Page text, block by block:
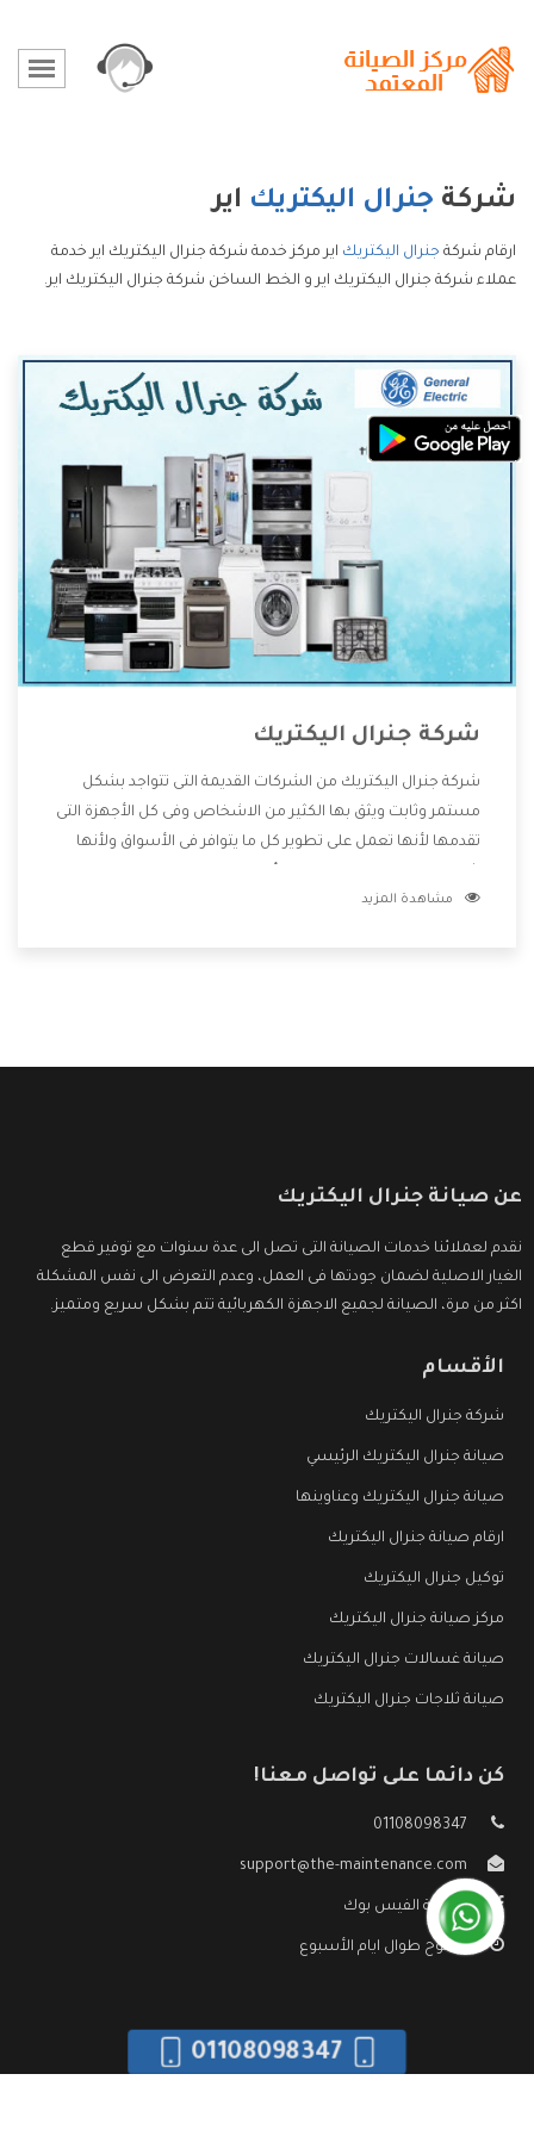
شركة جنرال اليكتريك اير
ارقام شركة جنرال اليكتريك اير مركز خدمة شركة جنرال اليكتريك اير خدمة
عملاء شركة جنرال اليكتريك اير و الخط الساخن شركة جنرال اليكتريك اير.
شركة جنرال اليكتريك
شركة جنرال اليكتريك من الشركات القديمة التى تتواجد بشكل
مستمر وثابت ويثق بها الكثير من الاشخاص وفى كل الأجهزة التى
تقدمها لأنها تعمل على تطوير كل ما يتوافر فى الأسواق ولأنها
المنتجات وتقدم للعملاء أقوى العروض والخصومات التى تسهل
مشاهدة المزيد
عن صيانة جنرال اليكتريك
نقدم لعملائنا خدمات الصيانة التى تصل الى عدة سنوات مع توفير قطع
الغيار الاصلية لضمان جودتها فى العمل، وعدم التعرض الى نفس المشكلة
اكثر من مرة، الصيانة لجميع الاجهزة الكهربائية تتم بشكل سريع ومتميز.
الأقسام
شركة جنرال اليكتريك
صيانة جنرال اليكتريك الرئيسي
صيانة جنرال اليكتريك وعناوينها
ارقام صيانة جنرال اليكتريك
توكيل جنرال اليكتريك
مركز صيانة جنرال اليكتريك
صيانة غسالات جنرال اليكتريك
صيانة ثلاجات جنرال اليكتريك
كن دائما على تواصل معنا!
01108098347
support@the-maintenance.com
صفحة الفيس بوك
مفتوح طوال ايام الأسبوع
01108098347